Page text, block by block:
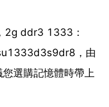
ddr3 1333：
，由
選購記憶體時帶上